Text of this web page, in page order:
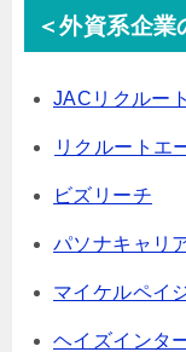
＜外資系企業
JACリクルー
リクルートエ
ビズリーチ
パソナキャリ
マイケルペイ
ヘイズインタ